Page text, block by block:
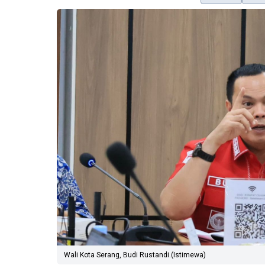
Wali Kota Serang, Budi Rustandi.(Istimewa)